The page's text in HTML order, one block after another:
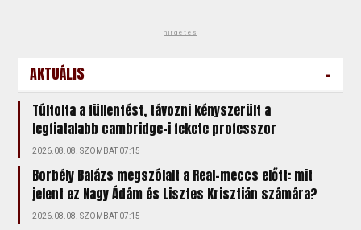
hirdetés
AKTUÁLIS -
Túltolta a füllentést, távozni kényszerült a
legfiatalabb cambridge-i fekete professzor
2026.08.08. SZOMBAT 07:15
Borbély Balázs megszólalt a Real-meccs előtt: mit
jelent ez Nagy Ádám és Lisztes Krisztián számára?
2026.08.08. SZOMBAT 07:15